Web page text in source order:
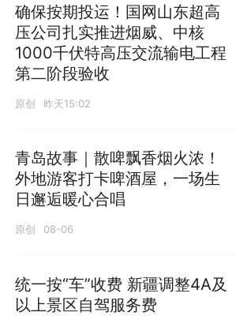
确保按期投运！国网山东超高
压公司扎实推进烟威、中核
1000千伏特高压交流输电工程
第二阶段验收
原创 昨天15:02
青岛故事｜散啤飘香烟火浓！
外地游客打卡啤酒屋，一场生
日邂逅暖心合唱
原创 08-06
统一按“车”收费 新疆调整4A及
以上景区自驾服务费